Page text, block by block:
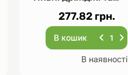
Часник 120 табл
277.82 грн.
В кошик
В наявності